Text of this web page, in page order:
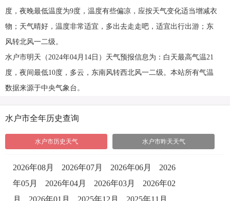
度，夜晚最低温度为9度，温度有些偏凉，应按天气变化适当增减衣
物；天气晴好，温度非常适宜，多出去走走吧，适宜出行出游；东
风转北风一二级。
水户市明天（2024年04月14日）天气预报信息为：白天最高气温21
度，夜间最低10度，多云，东南风转西北风一二级。本站所有气温
数据来源于中央气象台。
水户市全年历史查询
水户市历史天气 水户市昨天天气
2026年08月 2026年07月 2026年06月
2026
年05月
2026年04月 2026年03月
2026年02
月
2026年01月 2025年12月
2025年11月